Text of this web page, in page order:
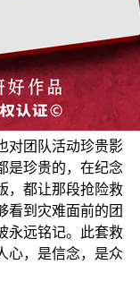
对团队活动珍贵影
是珍贵的，在纪念
，都让那段抢险救
看到灾难面前的团
永远铭记。此套救
心，是信念，是众